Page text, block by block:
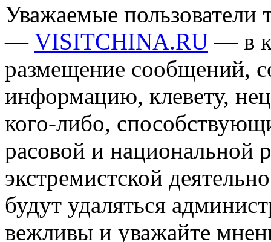
Уважаемые пользователи
— VISITCHINA.RU — в
размещение сообщений,
информацию, клевету,
кого-либо,
расовой и национальной
экстремистской
будут удаляться
вежливы и уважайте